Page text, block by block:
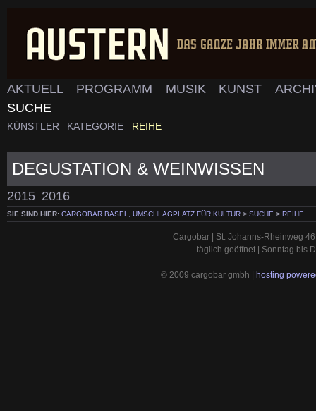
AKTUELL PROGRAMM MUSIK KUNST
SUCHE
KÜNSTLER KATEGORIE REIHE
DEGUSTATION & WEINWISSEN
2015 2016
SIE SIND HIER: CARGOBAR BASEL, UMSCHLAGPLATZ FÜR KULTUR > SUCHE > REIHE
Cargobar | St. Johanns-Rheinweg
täglich geöffnet | Sonntag bis
© 2009 cargobar gmbh | hosting